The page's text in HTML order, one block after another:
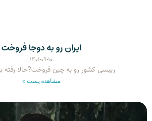
ایران رو به دوجا فروخت
۱۴۰۱-۰۹-۱۰
رییسی کشور رو به چین فروخت?حالا رفته
مشاهده پست »